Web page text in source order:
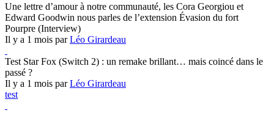
Une lettre d’amour à notre communauté, les Cora Georgiou et
Edward Goodwin nous parles de l’extension Évasion du fort
Pourpre (Interview)
Il y a 1 mois parLéo Girardeau
Test Star Fox (Switch 2) : un remake brillant… mais coincé dans le
passé ?
Il y a 1 mois parLéo Girardeau
test